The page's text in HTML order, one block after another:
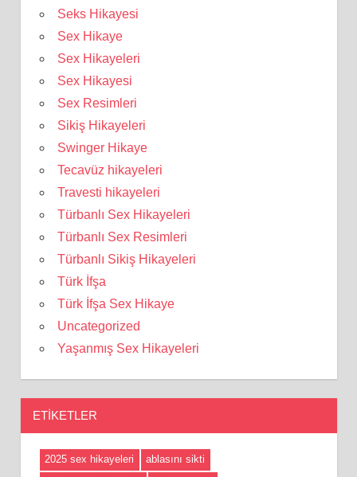
Seks Hikayesi
Sex Hikaye
Sex Hikayeleri
Sex Hikayesi
Sex Resimleri
Sikiş Hikayeleri
Swinger Hikaye
Tecavüz hikayeleri
Travesti hikayeleri
Türbanlı Sex Hikayeleri
Türbanlı Sex Resimleri
Türbanlı Sikiş Hikayeleri
Türk İfşa
Türk İfşa Sex Hikaye
Uncategorized
Yaşanmış Sex Hikayeleri
ETIKETLER
2025 sex hikayeleri
ablasını sikti